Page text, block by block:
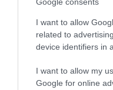
I want to allow
related to
device identifiers in
I want to allow my
Google for online
leggyorsabb kör: 1:25.637
pole pozíció: Norris
A vb-pontversenyek
1. Verstappen 437 pont
2. Norris 374